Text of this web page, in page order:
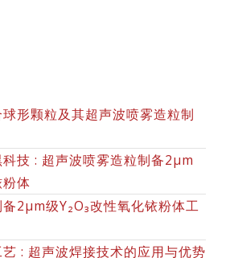
形颗粒及其超声波喷雾造粒制
技 : 超声波喷雾造粒制备2μm
体
2μm级Y₂O₃改性氧化铱粉体工
: 超声波焊接技术的应用与优势